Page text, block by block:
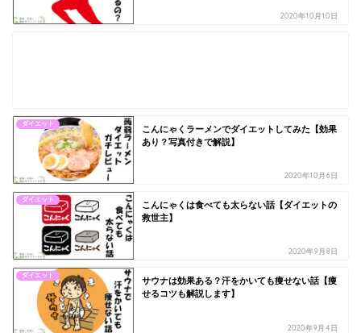
2020年10月10日
ダイエット
こんにゃくラーメンでダイエットしてみた【効果
あり？写真付きで解説】
2020年10月6日
ダイエット
こんにゃくは食べても太らない話【ダイエットの
救世主】
2020年9月8日
ダイエット
サウナは効果ある？汗をかいても痩せない話【痩
せるコツも解説します】
2020年9月4日